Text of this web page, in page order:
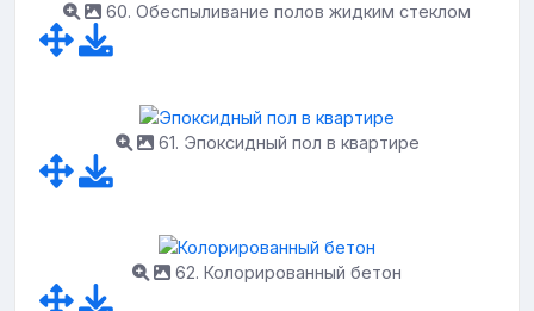
60. Обеспыливание полов жидким стеклом
61. Эпоксидный пол в квартире
62. Колорированный бетон